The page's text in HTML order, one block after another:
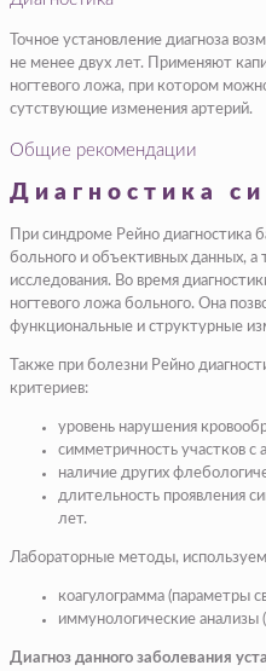
Точное установление диагноза
не менее двух лет. При­меняют
ногтевого ложа, при котором
сутствующие изменения артерий.
Общие рекомендации
Диагностика
При синдроме Рейно диагностика
больного и объективных данных,
исследования. Во время
ногтевого ложа больного. Она
функциональные и структурные
Также при болезни Рейно
критериев:
уровень нарушения
симметричность участков с
наличие других
длительность проявления
лет.
Лабораторные методы,
коагулограмма (параметры
иммунологические анализы
Диагноз данного заболевания